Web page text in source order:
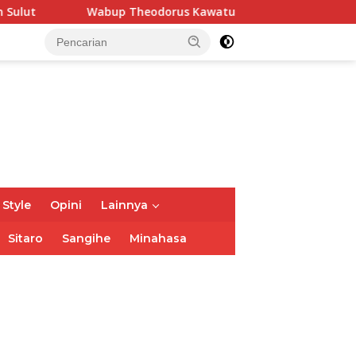
Theodorus Kawatu Hadiri HUT ke-166 Desa Malola,
Opini Lainnya
Sitaro Sangihe Minahasa